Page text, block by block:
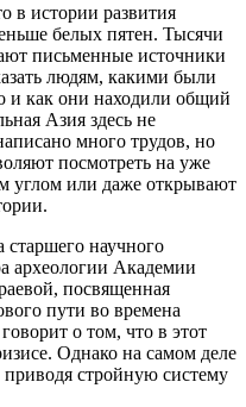
в истории развития
белых пятен. Тысячи
письменные источники
людям, какими были
и как они находили общий
Азия здесь не
много трудов, но
посмотреть на уже
углом или даже открывают
научного
археологии Академии
посвященная
пути во времена
о том, что в этот
Однако на самом деле
приводя стройную систему